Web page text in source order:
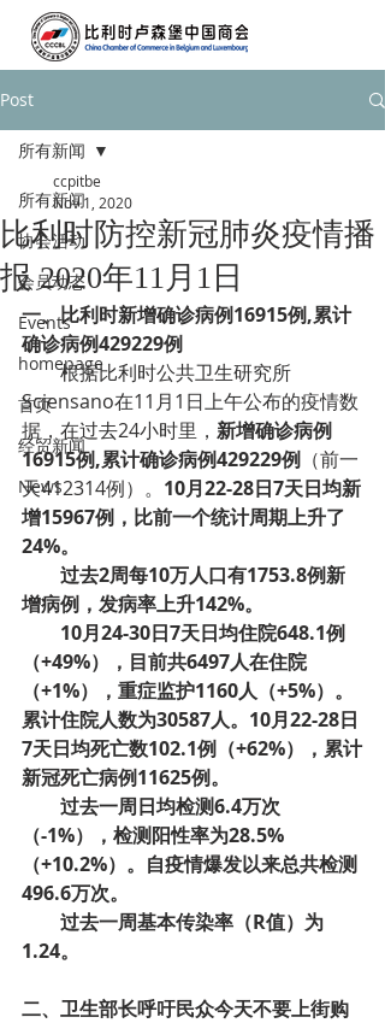
Post
所有新闻
协会活动
会员动态
Events
homepage
首页
经贸新闻
News
所有新闻
比利时防控新冠肺炎疫情播
报 2020年11月1日
ccpitbe
Nov 1, 2020
一、比利时新增确诊病例16915例,累计
确诊病例429229例
根据比利时公共卫生研究所
Sciensano在11月1日上午公布的疫情数
据，在过去24小时里， 新增确诊病例
16915例,累计确诊病例429229例 （前一
天412314例）。 10月22-28日7天日均新
增15967例，比前一个统计周期上升了
24%。
­过去2周每10万人口有1753.8例新
增病例，发病率上升142%。
10月24-30日7天日均住院648.1例
（+49%），目前共6497人在住院
（+1%），重症监护1160人（+5%）。
累计住院人数为30587人。10月22-28日
7天日均死亡数102.1例（+62%），累计
新冠死亡病例11625例。
过去一周日均检测6.4万次
（-1%），检测阳性率为28.5%
（+10.2%）。自疫情爆发以来总共检测
496.6万次。
过去一周基本传染率（R值）为
1.24。
二、卫生部长呼吁民众今天不要上街购